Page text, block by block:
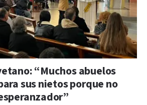
“Muchos abuelos
sus nietos porque no